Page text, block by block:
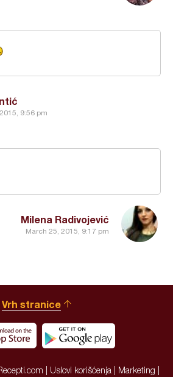
9:56 pm
Milena Radivojević
March 25, 2015, 9:17 pm
Vrh stranice
| Uslovi korišćenja Marketing